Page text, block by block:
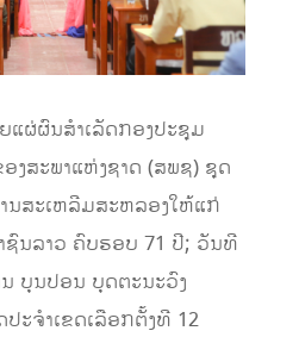
ແຜ່ຜົນສໍາເລັດກອງປະຊຸມ
ງສະພາແຫ່ງຊາດ (ສພຊ) ຊຸດ
ນສະເຫລີມສະຫລອງໃຫ້ແກ່
ຊົນລາວ ຄົບຮອບ 71 ປີ; ວັນທີ
ບຸນປອນ ບຸດຕະນະວົງ
ະຈຳເຂດເລືອກຕັ້ງທີ 12